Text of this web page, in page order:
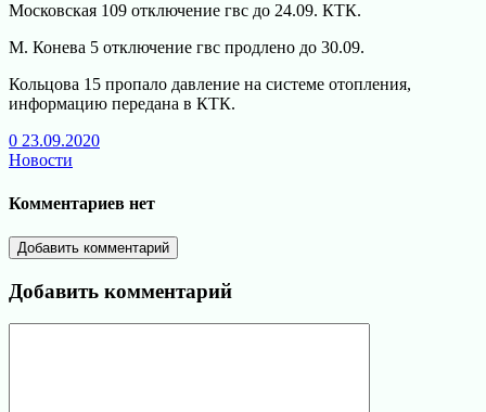
Московская 109 отключение гвс до 24.09. КТК.
М. Конева 5 отключение гвс продлено до 30.09.
Кольцова 15 пропало давление на системе отопления,
информацию передана в КТК.
0 23.09.2020
Новости
Комментариев нет
Добавить комментарий
Добавить комментарий